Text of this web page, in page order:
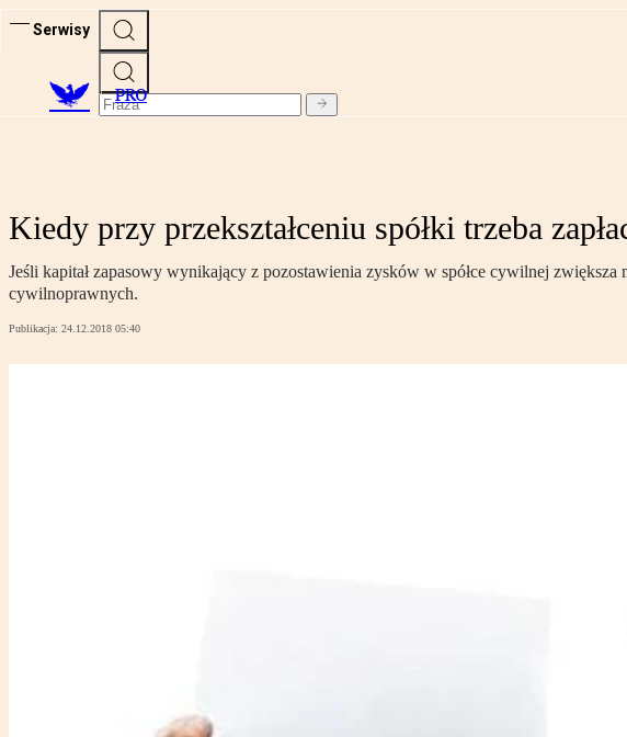
Serwisy
PRO
Kiedy przy przekształceniu spółki trzeba
Jeśli kapitał zapasowy wynikający z pozostawienia zysków w spółce cywilnej zwiększa
cywilnoprawnych.
Publikacja: 24.12.2018 05:40